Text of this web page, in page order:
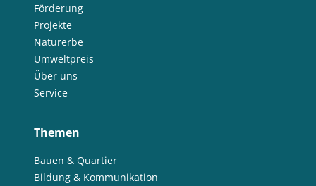
Förderung
Projekte
Naturerbe
Umweltpreis
Über uns
Service
Themen
Bauen & Quartier
Bildung & Kommunikation